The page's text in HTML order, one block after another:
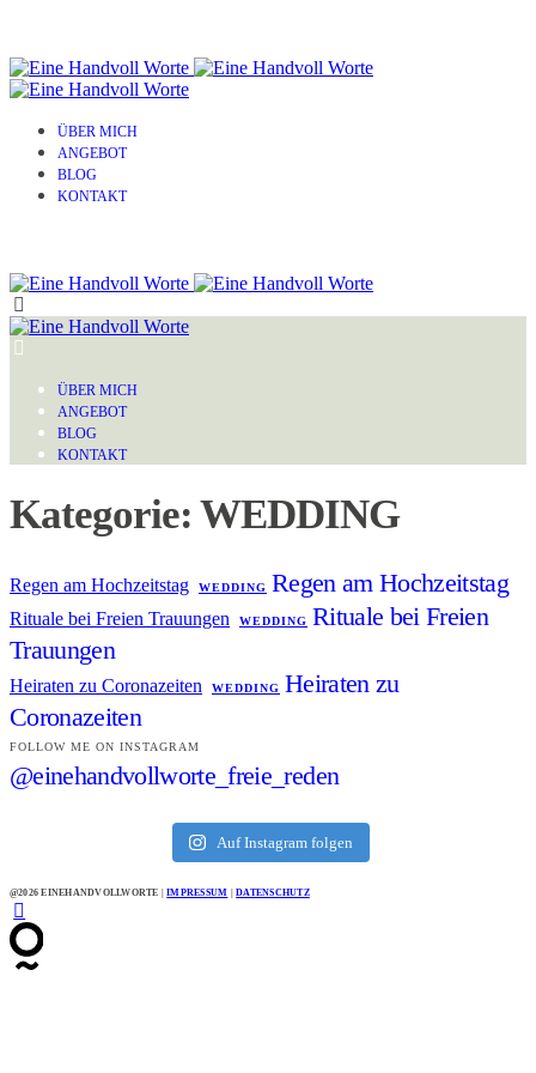
ÜBER MICH
ANGEBOT
BLOG
KONTAKT
ÜBER MICH
ANGEBOT
BLOG
KONTAKT
Kategorie: WEDDING
Regen am Hochzeitstag WEDDING Regen am Hochzeitstag
Rituale bei Freien Trauungen WEDDING Rituale bei Freien
Trauungen
Heiraten zu Coronazeiten WEDDING Heiraten zu
Coronazeiten
FOLLOW ME ON INSTAGRAM
@einehandvollworte_freie_reden
Auf Instagram folgen
@2026 EINEHANDVOLLWORTE |IMPRESSUM |DATENSCHUTZ